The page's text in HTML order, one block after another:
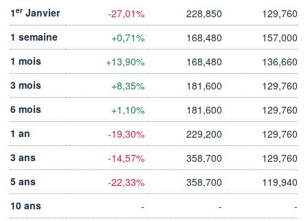
1er Janvier -27,01% 228,850
129,760
1 semaine
+0,71% 168,480
157,000
1 mois
+13,90% 168,480
136,660
3 mois
+8,35% 181,600
129,760
6 mois
+1,10% 181,600
129,760
1 an
-19,30% 229,200
129,760
3 ans
-14,57% 358,700
129,760
5 ans
-22,33% 358,700
119,940
10 ans
- -
-